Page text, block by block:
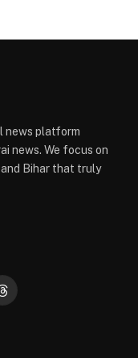
news platform
news. We focus on
Bihar that truly
Threads